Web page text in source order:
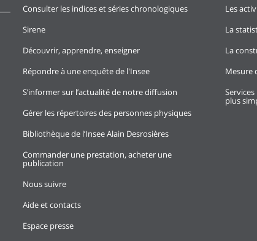
Consulter les indices et séries chronologiques
Sirene
Découvrir, apprendre, enseigner
Répondre à une enquête de l'Insee
S’informer sur l’actualité de notre diffusion
Gérer les répertoires des personnes physiques
Bibliothèque de l’Insee Alain Desrosières
Commander une prestation, acheter une
publication
Nous suivre
Aide et contacts
Espace presse
Les
La
La
Mesure
plus